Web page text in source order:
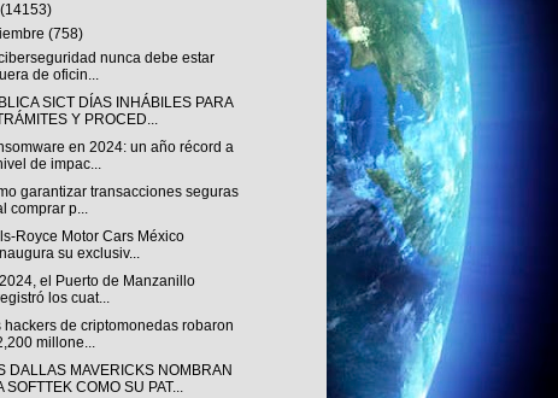
(14153)
(758)
nunca debe estar
de oficin...
SICT DÍAS INHÁBILES PARA
Y PROCED...
en 2024: un año récord a
de impac...
garantizar transacciones seguras
comprar p...
Royce Motor Cars México
su exclusiv...
el Puerto de Manzanillo
los cuat...
hackers de criptomonedas robaron
millone...
DALLAS MAVERICKS NOMBRAN
SOFTTEK COMO SU PAT...